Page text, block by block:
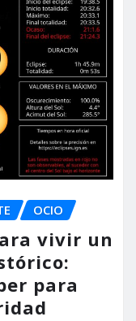
OCIO
vivir un
para